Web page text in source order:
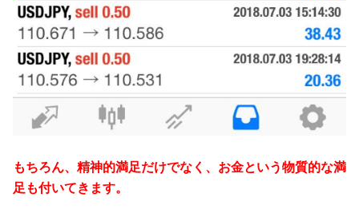
もちろん、精神的満足だけでなく、お金という物質的な満
足も付いてきます。